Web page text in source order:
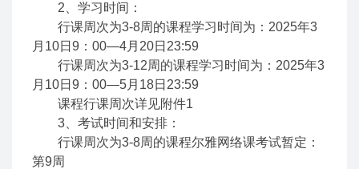
2、学习时间：
行课周次为3-8周的课程学习时间为：2025年3
月10日9：00—4月20日23:59
行课周次为3-12周的课程学习时间为：2025年3
月10日9：00—5月18日23:59
课程行课周次详见附件1
3、考试时间和安排：
行课周次为3-8周的课程尔雅网络课考试暂定：
第9周